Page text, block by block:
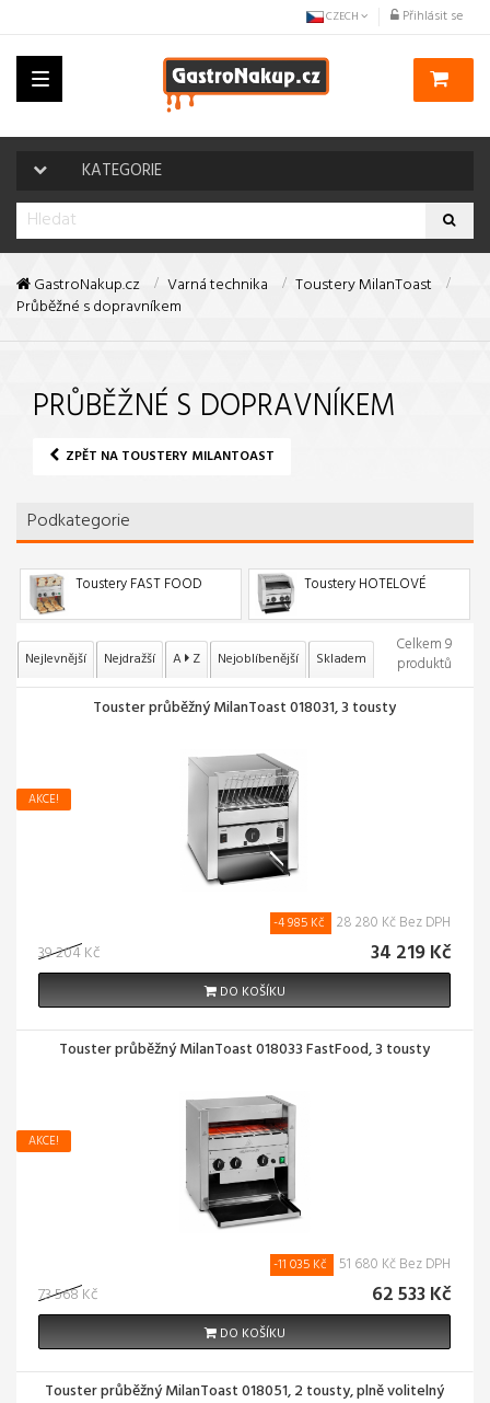
Přihlásit se
CZECH
Toggle
navigation
KATEGORIE
GastroNakup.cz Varná technika
Toustery MilanToast
Průběžné s dopravníkem
PRŮBĚŽNÉ S DOPRAVNÍKEM
ZPĚT NA TOUSTERY MILANTOAST
Podkategorie
Toustery FAST FOOD Toustery HOTELOVÉ
Nejlevnější Nejdražší A Z Nejoblíbenější Skladem
Celkem 9
produktů
Touster průběžný MilanToast 018031, 3 tousty
AKCE!
39 204 Kč
-4 985 Kč 28 280 Kč Bez DPH
34 219 Kč
DO KOŠÍKU
Touster průběžný MilanToast 018033 FastFood, 3 tousty
AKCE!
73 568 Kč
-11 035 Kč 51 680 Kč Bez DPH
62 533 Kč
DO KOŠÍKU
Touster průběžný MilanToast 018051, 2 tousty, plně volitelný